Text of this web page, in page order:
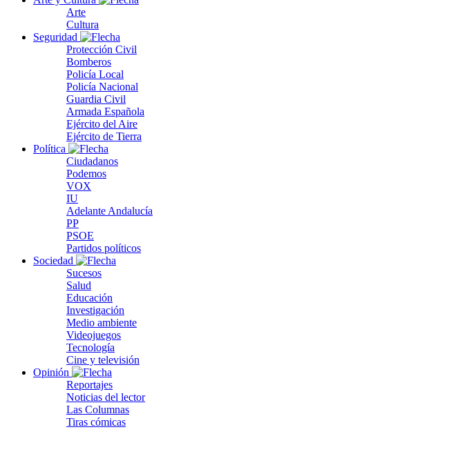
Arte
Cultura
Seguridad
Protección Civil
Bomberos
Policía Local
Policía Nacional
Guardia Civil
Armada Española
Ejército del Aire
Ejército de Tierra
Política
Ciudadanos
Podemos
VOX
IU
Adelante Andalucía
PP
PSOE
Partidos políticos
Sociedad
Sucesos
Salud
Educación
Investigación
Medio ambiente
Videojuegos
Tecnología
Cine y televisión
Opinión
Reportajes
Noticias del lector
Las Columnas
Tiras cómicas